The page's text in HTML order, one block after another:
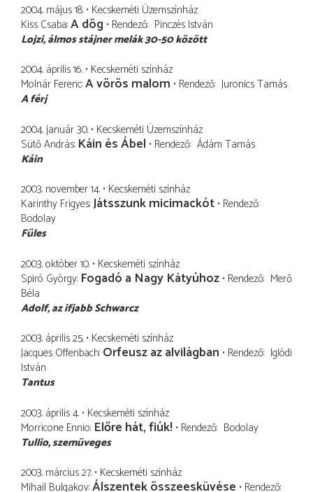
2004. május 18. Kecskeméti Üzemszínház
Kiss Csaba A dög Rendező Pinczés István
Lojzi álmos stájner melák 30-50 között
2004. április 16. Kecskeméti színház
Molnár Ferenc A vörös malom Rendező Juronics Tamás
A férj
2004. január 30. Kecskeméti Üzemszínház
Sütő András Káin és Ábel Rendező Ádám Tamás
Káin
2003. november 14. Kecskeméti színház
Karinthy Frigyes Játsszunk micimackót Rendező
Bodolay
Füles
2003. október 10. Kecskeméti színház
Spiró György Fogadó a Nagy Kátyúhoz Rendező Merő
Béla
Adolf az ifjabb Schwarcz
2003. április 25. Kecskeméti színház
Jacques Offenbach Orfeusz az alvilágban Rendező Iglódi
István
Tantus
2003. április 4. Kecskeméti színház
Morricone Ennio Előre hát, fiúk! Rendező Bodolay
Tullio szemüveges
2003. március 27. Kecskeméti színház
Mihail Bulgakov Álszentek összeesküvése Rendező